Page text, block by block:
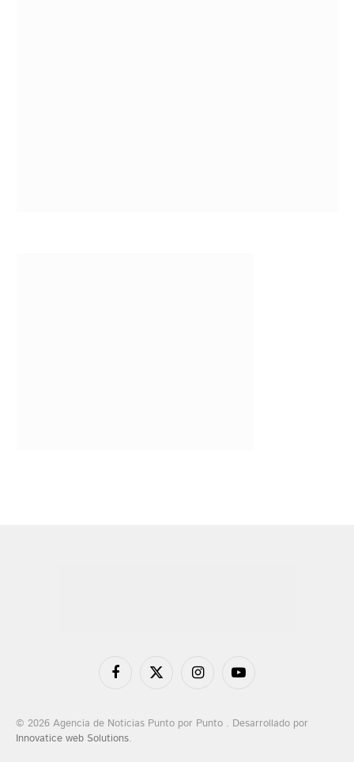
FacebookX
InstagramYouTube
© 2026 Agencia de Noticias Punto por Punto . Desarrollado por
Innovatice web Solutions.